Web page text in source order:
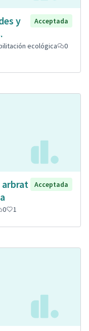
y
Acceptada
ecológica
0
arbrat
Acceptada
0 1